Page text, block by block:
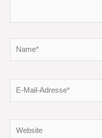
Mail-